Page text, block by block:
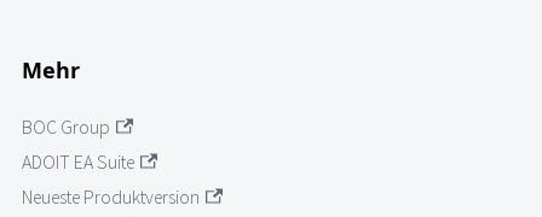
Mehr
BOC Group
ADOIT EA Suite
Neueste Produktversion